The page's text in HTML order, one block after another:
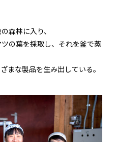
森林に入り、
の葉を採取し、それを釜で蒸
まな製品を生み出している。